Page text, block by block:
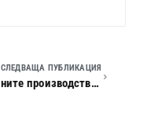
СЛЕДВАЩА ПУБЛИКАЦИЯ
Съдебните производства по ГПК и АПК според практиката на ВКС и ВАС